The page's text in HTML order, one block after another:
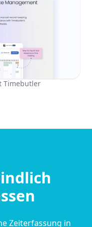
Timebutler
Zeiterfassung in